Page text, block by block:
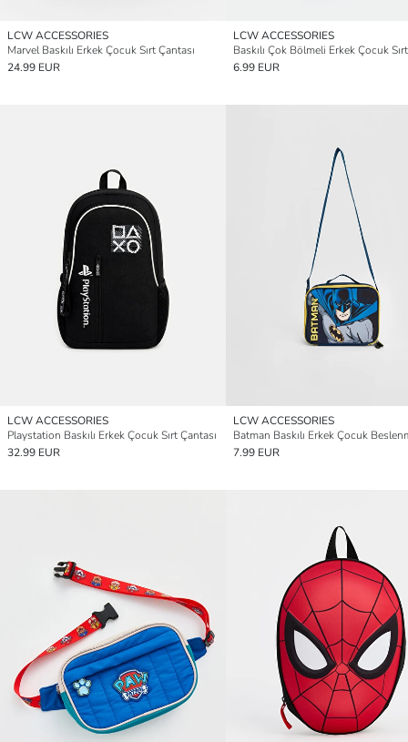
LCW ACCESSORIES
Marvel Baskılı Erkek Çocuk Sırt Çantası
24.99 EUR
LCW ACCESSORIES
6.99 EUR
LCW ACCESSORIES
Playstation Baskılı Erkek Çocuk Sırt Çantası
32.99 EUR
LCW ACCESSORIES
7.99 EUR